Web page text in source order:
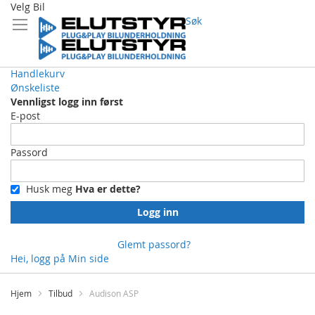
Velg Bil
Søk
Handlekurv
Ønskeliste
Vennligst logg inn først
E-post
Passord
Husk meg Hva er dette?
Logg inn
Glemt passord?
Hei, logg på Min side
Skip
Content
Hjem Tilbud Audison ASP